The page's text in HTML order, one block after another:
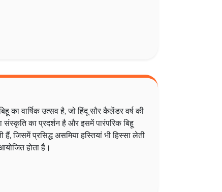
का वार्षिक उत्सव है, जो हिंदू सौर कैलेंडर वर्ष की
का प्रदर्शन है और इसमें पारंपरिक बिहू
जिसमें प्रसिद्ध असमिया हस्तियां भी हिस्सा लेती
होता है।